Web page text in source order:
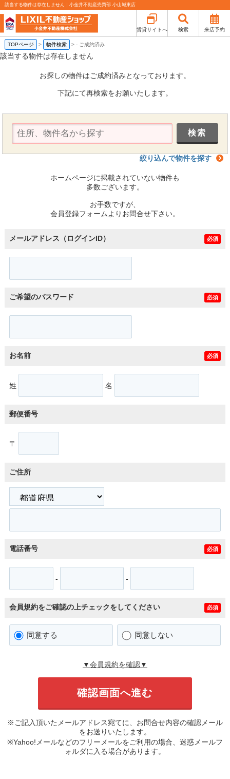
該当する物件は存在しません｜小金井不動産売買部 小山城東店
賃貸サイトへ 検索 来店予約
TOPページ > 物件検索 >- ご成約済み
該当する物件は存在しません
お探しの物件はご成約済みとなっております。
下記にて再検索をお願いたします。
絞り込んで物件を探す
ホームページに掲載されていない物件も
多数ございます。
お手数ですが、
会員登録フォームよりお問合せ下さい。
メールアドレス（ログインID） 必須
ご希望のパスワード 必須
お名前 必須
姓 名
郵便番号
〒
ご住所
電話番号 必須
- -
会員規約をご確認の上チェックをしてください 必須
同意する 同意しない
▼会員規約を確認▼
※ご記入頂いたメールアドレス宛てに、お問合せ内容の確認メール
をお送りいたします。
※Yahoo!メールなどのフリーメールをご利用の場合、迷惑メールフ
ォルダに入る場合があります。